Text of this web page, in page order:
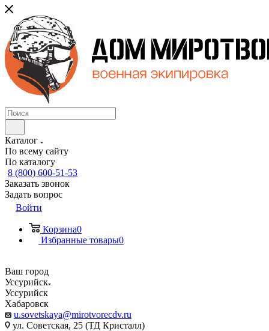
Каталог
По всему сайту
По каталогу
8 (800) 600-51-53
Заказать звонок
Задать вопрос
Войти
Корзина0
Избранные товары0
Ваш город
Уссурийск
Уссурийск
Хабаровск
u.sovetskaya@mirotvorecdv.ru
ул. Советская, 25 (ТД Кристалл)